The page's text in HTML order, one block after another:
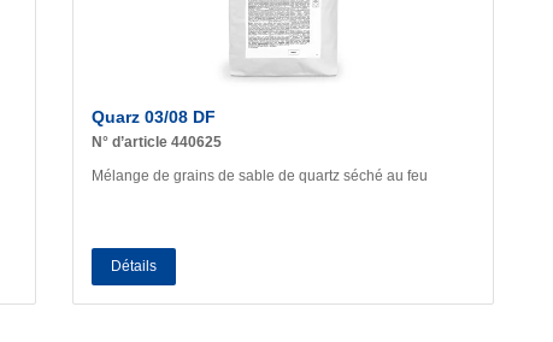
Quarz 03/08 DF
N° d’article 440625
Mélange de grains de sable de quartz séché au feu
Détails